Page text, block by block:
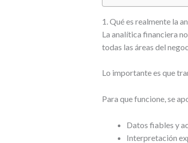
1. Qué es realmente la
La analítica financiera
todas las áreas del
Lo importante es que
Para que funcione, se
Datos fiables y
Interpretación